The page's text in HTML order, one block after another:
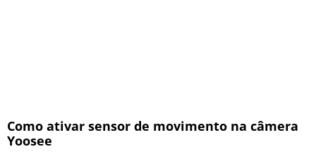
Como ativar sensor de movimento na câmera
Yoosee